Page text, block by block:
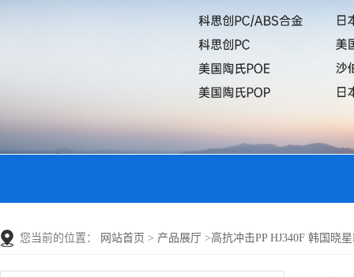
您当前的位置： 网站首页 > 产品展厅 >高抗冲击PP HJ340F 韩国晓